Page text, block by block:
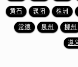
黄石 襄阳 株洲
常德 泉州 柳州
遵